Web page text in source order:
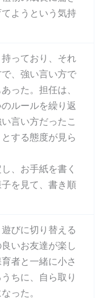
ようという気持
っており、それ
、強い言い方で
った。担任は、
ルールを繰り返
言い方だったこ
する態度が見ら
、お手紙を書く
を見て、書き順
びに切り替える
いお友達が楽し
者と一緒に小さ
ちに、自ら取り
った。